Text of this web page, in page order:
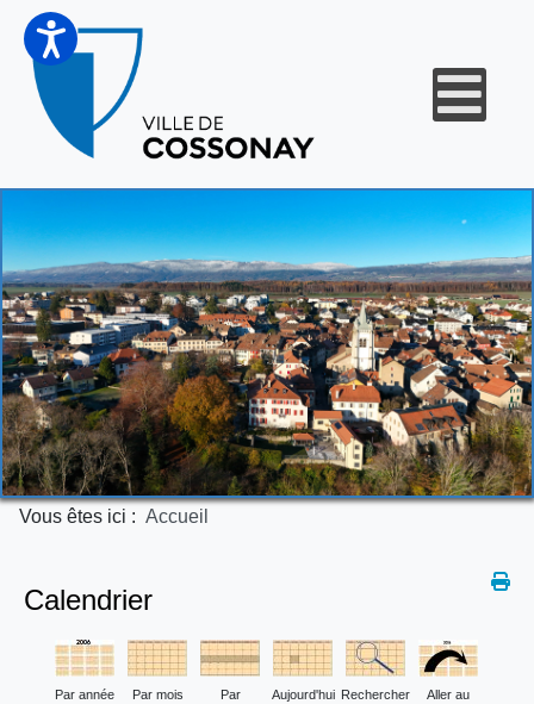
Vous êtes ici : Accueil
Calendrier
Par année Par mois Par Aujourd'hui Rechercher Aller au